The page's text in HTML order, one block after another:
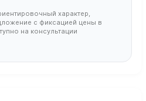
характер,
с фиксацией цены в
на консультации